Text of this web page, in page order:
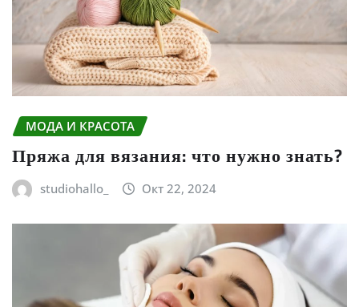
МОДА И КРАСОТА
Пряжа для вязания: что нужно знать?
studiohallo_ Окт 22, 2024